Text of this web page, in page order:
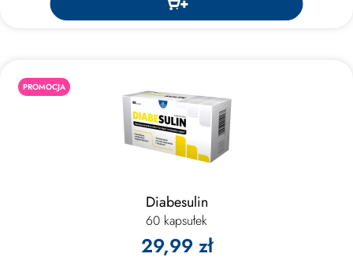
PROMOCJA
Diabesulin
60 kapsułek
29,99 zł